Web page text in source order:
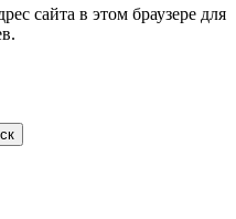
сайта в этом браузере для